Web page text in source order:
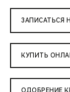
ЗАПИСАТЬСЯ
КУПИТЬ